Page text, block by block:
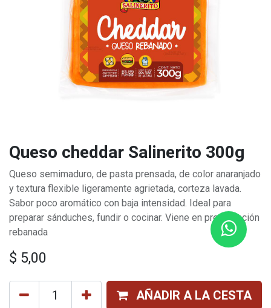
Queso cheddar Salinerito 300g
Queso semimaduro, de pasta prensada, de color anaranjado
y textura flexible ligeramente agrietada, corteza lavada.
Sabor poco aromático con baja intensidad. Ideal para
preparar sánduches, fundir o cocinar. Viene en presentación
rebanada
$ 5,00
AÑADIR A LA CESTA